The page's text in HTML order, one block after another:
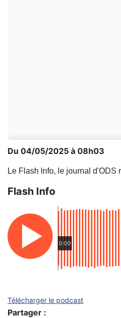
Du 04/05/2025 à 08h03
Le Flash Info, le journal d'ODS
Flash Info
0:00
Télécharger le podcast
Partager :